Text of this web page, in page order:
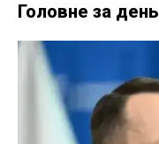
Головне за день